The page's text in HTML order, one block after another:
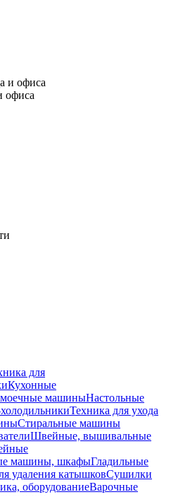
офиса
для
Кухонные
машиныНастольные
Техника для ухода
Стиральные машины
Швейные, вышивальные
машины, шкафыГладильные
удаления катышковСушилки
оборудованиеВарочные